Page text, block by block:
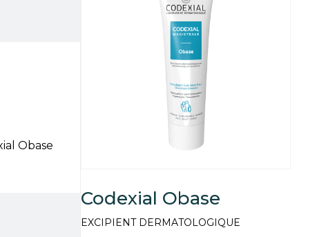
Obase
Codexial Obase
EXCIPIENT DERMATOLOGIQUE